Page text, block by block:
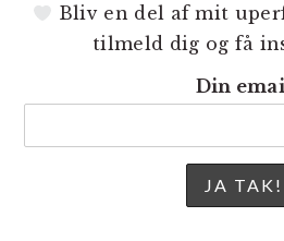
Bliv en del af mit
tilmeld dig og få
Din